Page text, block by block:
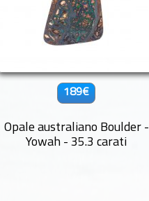
189€
Opale australiano Boulder -
Yowah - 35.3 carati